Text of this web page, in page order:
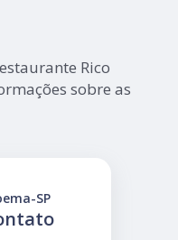
Rico
sobre as
SP